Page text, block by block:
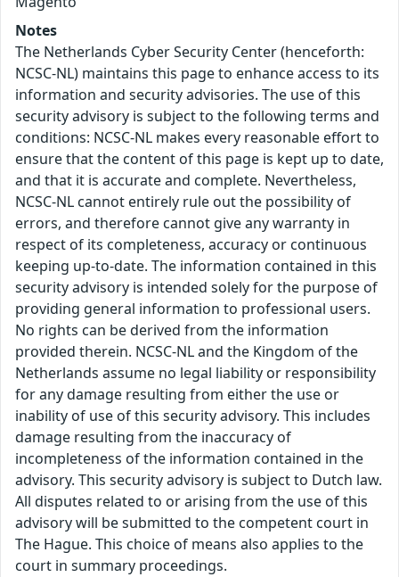
Notes
The Netherlands Cyber Security Center (henceforth:
NCSC-NL) maintains this page to enhance access to its
information and security advisories. The use of this
security advisory is subject to the following terms and
conditions: NCSC-NL makes every reasonable effort to
ensure that the content of this page is kept up to date,
and that it is accurate and complete. Nevertheless,
NCSC-NL cannot entirely rule out the possibility of
errors, and therefore cannot give any warranty in
respect of its completeness, accuracy or continuous
keeping up-to-date. The information contained in this
security advisory is intended solely for the purpose of
providing general information to professional users.
No rights can be derived from the information
provided therein. NCSC-NL and the Kingdom of the
Netherlands assume no legal liability or responsibility
for any damage resulting from either the use or
inability of use of this security advisory. This includes
damage resulting from the inaccuracy of
incompleteness of the information contained in the
advisory. This security advisory is subject to Dutch law.
All disputes related to or arising from the use of this
advisory will be submitted to the competent court in
The Hague. This choice of means also applies to the
court in summary proceedings.